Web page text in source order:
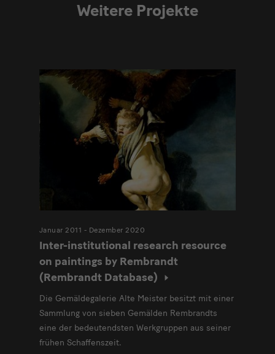
Weitere Projekte
Januar 2011 - Dezember 2020
Inter-institutional research resource
on paintings by Rembrandt
(Rembrandt Database)
Die Gemäldegalerie Alte Meister besitzt mit einer
Sammlung von sieben Gemälden Rembrandts
eine der bedeutendsten Werkgruppen aus seiner
frühen Schaffenszeit.